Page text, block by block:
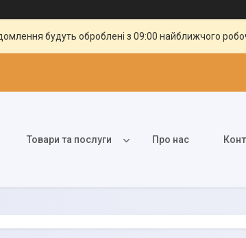
будуть оброблені з 09:00 найближчого
Товари та послуги Про нас